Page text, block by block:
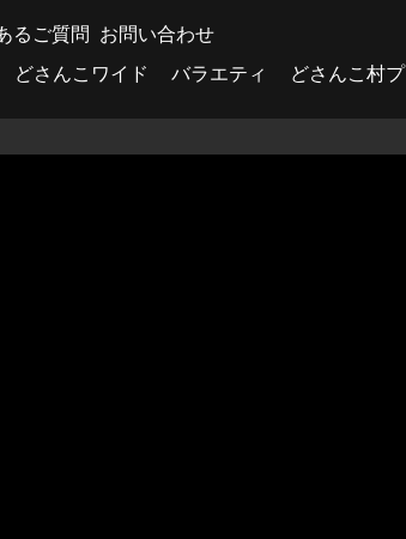
るご質問 お問い合わせ
どさんこワイド バラエティ どさんこ村